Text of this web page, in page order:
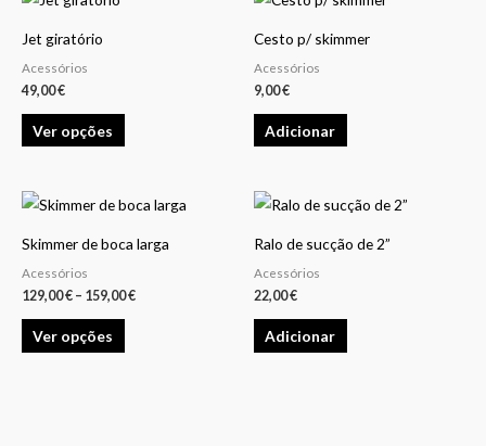
Jet giratório
Acessórios
49,00€
Ver opções
be
chosen
the
product
page
Cesto p/ skimmer
Acessórios
9,00€
Adicionar
Skimmer de boca larga
Acessórios
129,00€ – 159,00€
Price
range:
through
Ver opções
This
multiple
Ralo de sucção de 2”
Acessórios
22,00€
Adicionar